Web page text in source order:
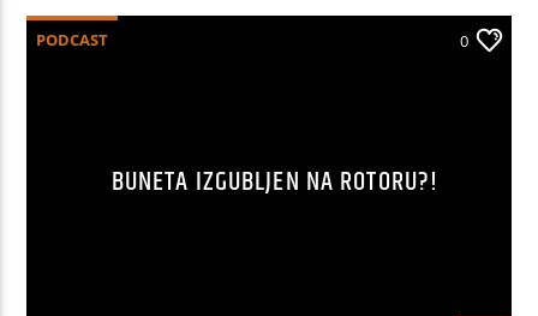
PODCAST 0
BUNETA IZGUBLJEN NA ROTORU?!